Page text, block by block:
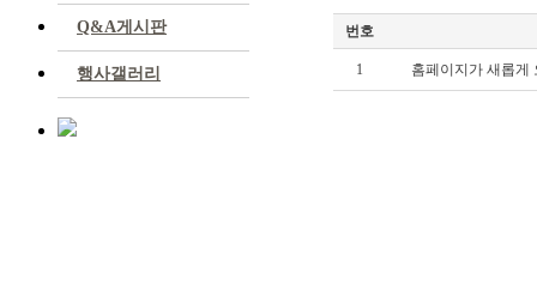
Q&A게시판
행사갤러리
번호
1 홈페이지가 새롭게